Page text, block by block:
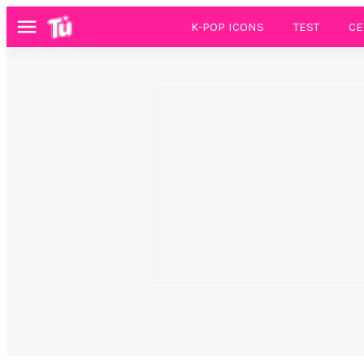
Menú K-POP ICONS TEST